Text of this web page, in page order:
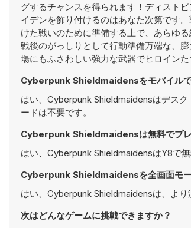
グするチャンスを得られます！ディスト
イデンを飾り付けるのはあなた次第です
けた戦いのために準備する上で、あらゆる
戦後のがっしりとして行動準備万端な、
場にもふさわしい強力な武器でヒロイン
Cyberpunk Shieldmaidensをモバイルで
はい、Cyberpunk Shieldmaidensはデス
ードは不要です。
Cyberpunk Shieldmaidensは無料でプレ
はい、Cyberpunk ShieldmaidensはY8で
Cyberpunk Shieldmaidensを全画面モー
はい、Cyberpunk Shieldmaidensは、よ
次はどんなゲームに挑戦できますか？